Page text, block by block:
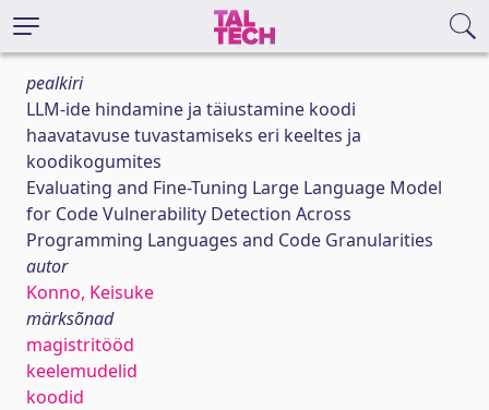
pealkiri
LLM-ide hindamine ja täiustamine koodi
haavatavuse tuvastamiseks eri keeltes ja
koodikogumites
Evaluating and Fine-Tuning Large Language Model
for Code Vulnerability Detection Across
Programming Languages and Code Granularities
autor
Konno, Keisuke
märksõnad
magistritööd
keelemudelid
koodid